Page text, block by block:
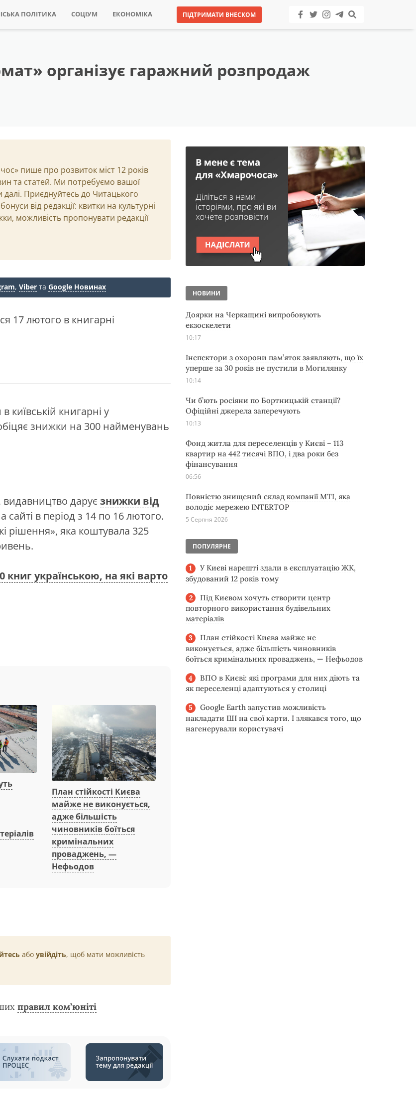
ПОЛІТИКА СОЦІУМ ЕКОНОМІКА ПІДТРИМАТИ ВНЕСКОМ
організує гаражний розпродаж
пише про розвиток міст 12 років
та статей. Ми потребуємо вашої
Приєднуйтесь до Читацького
від редакції: квитки на культурні
можливість пропонувати редакції
, Viber та Google Новинах
17 лютого в книгарні
київській книгарні у
знижки на 300 найменувань
дарує знижки від
сайті в період з 14 по 16 лютого.
рішення», яка коштувала 325
книг українською, на які варто
План стійкості Києва
майже не виконується,
адже більшість
чиновників боїться
кримінальних
проваджень, —
Нефьодов
або увійдіть, щоб мати можливість
правил ком’юніті
НОВИНИ
Доярки на Черкащині випробовують
екзоскелети
10:17
Інспектори з охорони пам’яток заявляють, що їх
уперше за 30 років не пустили в Могилянку
10:14
Чи б’ють росіяни по Бортницькій станції?
Офіційні джерела заперечують
10:13
Фонд житла для переселенців у Києві – 113
квартир на 442 тисячі ВПО, і два роки без
фінансування
06:56
Повністю знищений склад компанії MTI, яка
володіє мережею INTERTOP
5 Серпня 2026
ПОПУЛЯРНЕ
У Києві нарешті здали в експлуатацію ЖК,
збудований 12 років тому
Під Києвом хочуть створити центр
повторного використання будівельних
матеріалів
План стійкості Києва майже не
виконується, адже більшість чиновників
боїться кримінальних проваджень, — Нефьодов
ВПО в Києві: які програми для них діють та
як переселенці адаптуються у столиці
Google Earth запустив можливість
накладати ШІ на свої карти. І злякався того, що
нагенерували користувачі